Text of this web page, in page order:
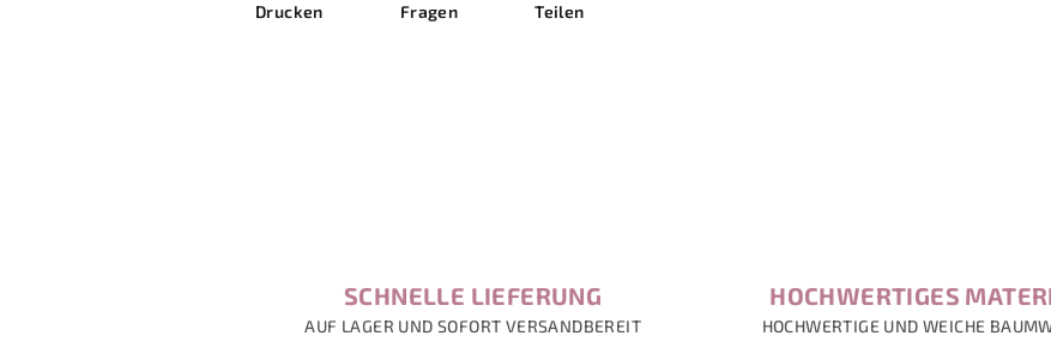
Drucken Fragen Teilen
SCHNELLE LIEFERUNG
AUF LAGER UND SOFORT VERSANDBEREIT
HOCHWERTIGES
HOCHWERTIGE UND WEICHE